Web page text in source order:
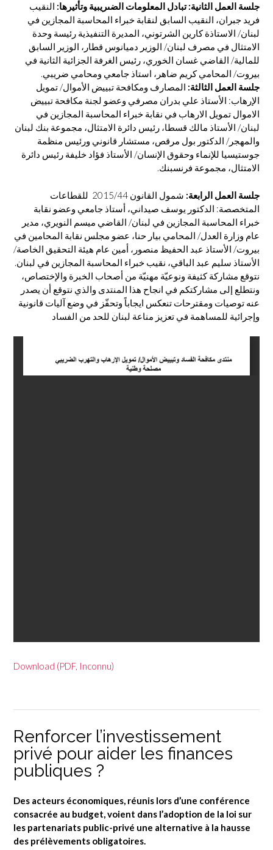
جلسة العمل الثانية: تبادل المعلومات الضىريبية وتأثيرها: النقيب
فريد جبران، النقيب السابق لنقابة خبراء المحاسبة المجازين في
لبنان/ الاستاذة كارين الشرتوني، المديرة التنفيذية رئيسة وحدة
الامتثال في مصرف لبنان/ الوزير دميانوس قطار، الوزير السابق
للمالية/ القاضي غسان الخوري، رئيس الغرفة الجزائية الثانية في
بيروت/ المحامي كريم ضاهر، استاذ جامعي ومحامي ضريبي.
جلسة العمل الثالثة: المصارف ومكافحة تبييض الأموال/ تمويل
الإرهاب: الأستاذ علي بدران مصرفي وعضو لجنة مكافحة تبييض
الاموال تمويل الارهاب في نقابة خبراء المحاسبة المجازين في
لبنان/ الأستاذ مالك قسطا، رئيس دائرة الامتثال، مجموعة بنك لبنان
والمهجر/ الدكتور بول مرقص، مستشار قانوني ورئيس منظمة
جوستيسيا للإنماء وحقوق الإنسان/ الأستاذ فؤاد خليفة رئيس دائرة
الامتثال، مجموعة فرنسبنك.
جلسة العمل الرابعة:
شمول القانون 2015/44 للقطاعات
المتخصصة: الدكتور يوسف صيداني، أستاذ جامعي وعضو نقابة
خبراء المحاسبة المجازين في لبنان/ القاضي ميسم النويري، مدير
عام وزارة العدل/ المحامي بيار حنا، عضو مجلس نقابة المحامين في
بيروت/ الأستاذ عبد الحفيظ منصور، أمين عام هيئة التحقيق الخاصة/
الأستاذ سليم عبد الباقي، نقيب خبراء المحاسبة المجازين في لبنان.
نتوقع مشاركة كثيفة ونوعيّة مهنيّة من أصحاب الخبرة والإختصاص،
ونتطلع إلى مشاركتكم في انجاح هذا المنتدى والذي نتوقع أن يصدر
عنه توصيات ومقترحات تنعكس ايجاباً وتحفّز في وضع آليات قانونية
وإجرائية للمساهمة في تعزيز مناعة لبنان للحد من الفساد
Download (PDF, Inconnu)
Renforcer l’investissement
privé pour aider les finances
publiques ?
Des acteurs économiques, réunis lors d’une conférence
consacrée au budget, voient dans l’adoption de la loi sur
les partenariats public-privé une alternative à la hausse
des prélèvements obligatoires.